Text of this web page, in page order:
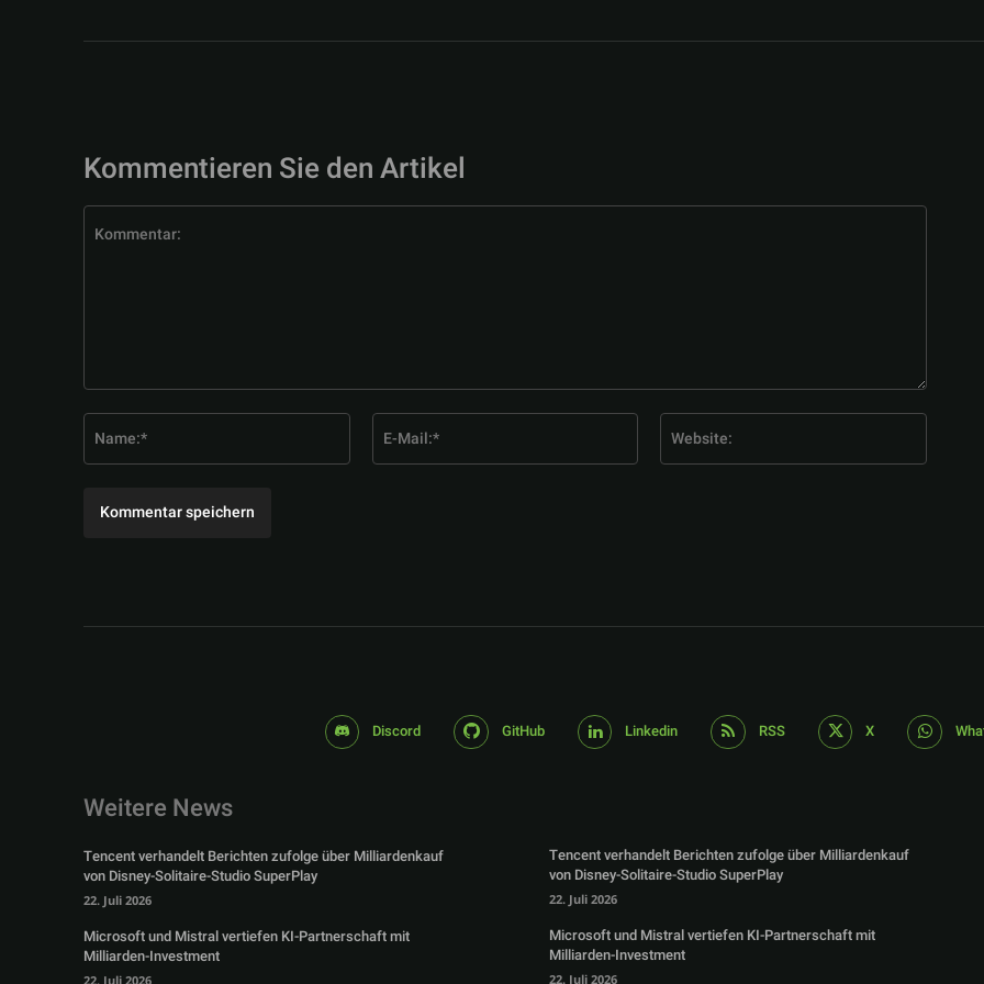
Kommentieren Sie den Artikel
Mail:*
Discord GitHub Linkedin RSS X
Weitere News
Tencent verhandelt Berichten zufolge über Milliardenkauf
von Disney-Solitaire-Studio SuperPlay
22. Juli 2026
Microsoft und Mistral vertiefen KI-Partnerschaft mit
Milliarden-Investment
22. Juli 2026
Tencent verhandelt Berichten zufolge über Milliardenkauf
von Disney-Solitaire-Studio SuperPlay
22. Juli 2026
Microsoft und Mistral vertiefen KI-Partnerschaft mit
Milliarden-Investment
22. Juli 2026